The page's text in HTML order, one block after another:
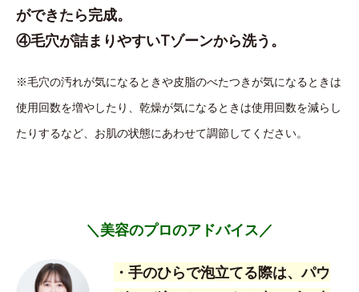
ができたら完成。
④毛穴が詰まりやすいTゾーンから洗う。
※毛穴の汚れが気になるときや皮脂のべたつきが気になるときは
使用回数を増やしたり、乾燥が気になるときは使用回数を減らし
たりするなど、お肌の状態にあわせて調節してください。
＼美容のプロのアドバイス／
・手のひらで泡立てる際は、パウ